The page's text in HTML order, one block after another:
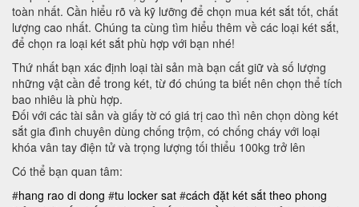
toàn nhất. Cần hiểu rõ và kỹ lưỡng để chọn mua két sắt tốt, chất
lượng cao nhất. Chúng ta cùng tìm hiểu thêm về các loại két sắt,
để chọn ra loại két sắt phù hợp với bạn nhé!
Thứ nhất bạn xác định loại tài sản mà bạn cất giữ và số lượng
những vật cần để trong két, từ đó chúng ta biết nên chọn thể tích
bao nhiêu là phù hợp.
Đối với các tài sản và giấy tờ có giá trị cao thì nên chọn dòng két
sắt gia đình chuyên dùng chống trộm, có chống cháy với loại
khóa vân tay điện tử và trọng lượng tối thiểu 100kg trở lên
Có thể bạn quan tâm:
#hang rao di dong #tu locker sat #cách đặt két sắt theo phong